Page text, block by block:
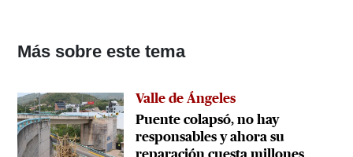
Más sobre este tema
Valle de Ángeles
Puente colapsó, no hay
responsables y ahora su